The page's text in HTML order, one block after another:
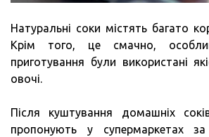
Натуральні соки містять багато
Крім того, це смачно,
приготування були використані
овочі.
Після куштування домашніх
пропонують у супермаркетах